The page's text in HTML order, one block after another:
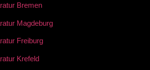
Bremen
Magdeburg
Freiburg
Krefeld